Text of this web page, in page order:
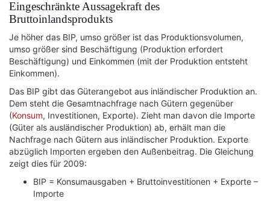
Eingeschränkte Aussagekraft des
Bruttoinlandsprodukts
Je höher das BIP, umso größer ist das Produktionsvolumen,
umso größer sind Beschäftigung (Produktion erfordert
Beschäftigung) und Einkommen (mit der Produktion entsteht
Einkommen).
Das BIP gibt das Güterangebot aus inländischer Produktion an.
Dem steht die Gesamtnachfrage nach Gütern gegenüber
(Konsum, Investitionen, Exporte). Zieht man davon die Importe
(Güter als ausländischer Produktion) ab, erhält man die
Nachfrage nach Gütern aus inländischer Produktion. Exporte
abzüglich Importen ergeben den Außenbeitrag. Die Gleichung
zeigt dies für 2009:
BIP = Konsumausgaben + Bruttoinvestitionen + Exporte –
Importe